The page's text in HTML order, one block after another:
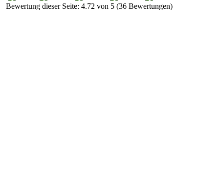
Bewertung dieser Seite: 4.72 von 5 (36 Bewertungen)